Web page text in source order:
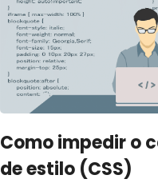
Como impedir o
de estilo (CSS)